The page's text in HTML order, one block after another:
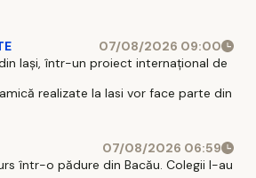
07/08/2026 09:00
Iași, într-un proiect internațional de
realizate la Iasi vor face parte din
07/08/2026 06:59
într-o pădure din Bacău. Colegii l-au